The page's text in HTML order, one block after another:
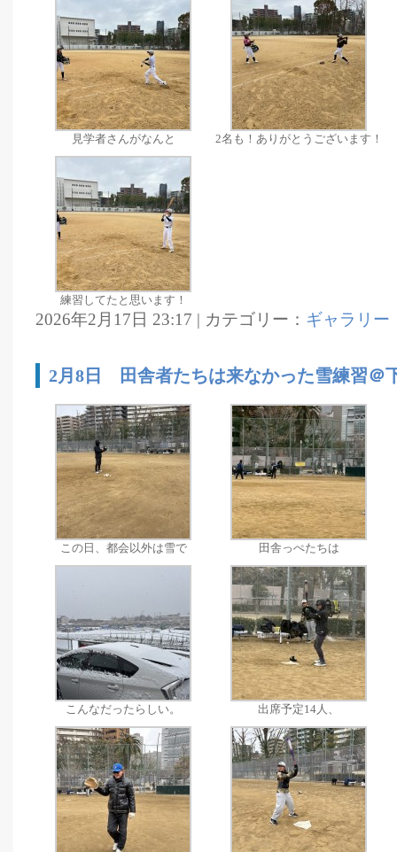
見学者さんがなんと 2名も！ありがとうございます！
練習してたと思います！
2026年2月17日 23:17 | カテゴリー： ギャラリー
2月8日 田舎者たちは来なかった雪練習＠
この日、都会以外は雪で 田舎っぺたちは
こんなだったらしい。 出席予定14人、